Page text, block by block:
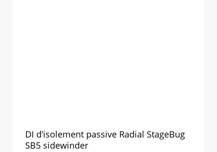
DI d’isolement passive Radial StageBug
SB5 sidewinder